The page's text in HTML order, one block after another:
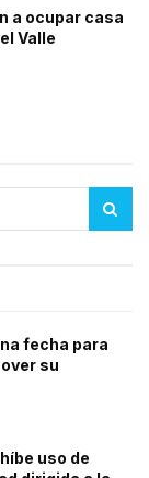
a ocupar casa
Valle
fecha para
su
uso de